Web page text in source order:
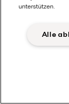
unterstützen.
Alle